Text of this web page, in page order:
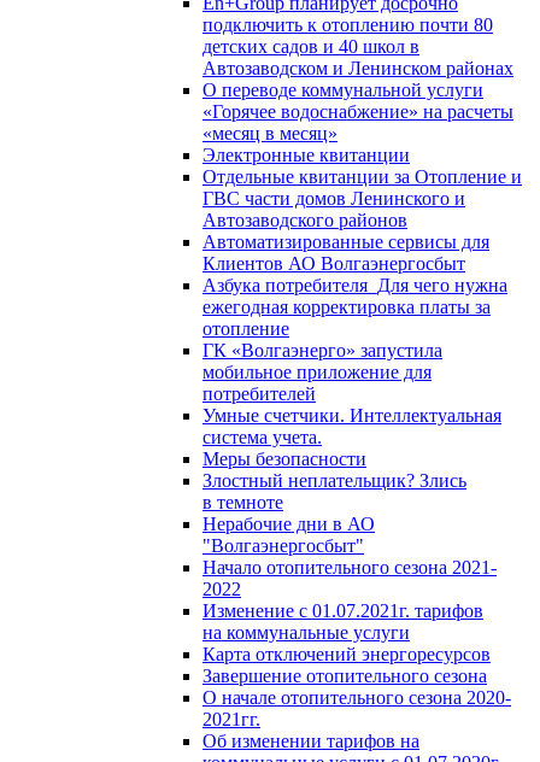
подключить к отоплению почти 80
детских садов и 40 школ в
Автозаводском и Ленинском районах
О переводе коммунальной услуги
«Горячее водоснабжение» на расчеты
«месяц в месяц»
Электронные квитанции
Отдельные квитанции за Отопление и
ГВС части домов Ленинского и
Автозаводского районов
Автоматизированные сервисы для
Клиентов АО Волгаэнергосбыт
Азбука потребителя_Для чего нужна
ежегодная корректировка платы за
отопление
ГК «Волгаэнерго» запустила
мобильное приложение для
потребителей
Умные счетчики. Интеллектуальная
система учета.
Меры безопасности
Злостный неплательщик? Злись
в темноте
Нерабочие дни в АО
"Волгаэнергосбыт"
Начало отопительного сезона 2021-
2022
Изменение с 01.07.2021г. тарифов
на коммунальные услуги
Карта отключений энергоресурсов
Завершение отопительного сезона
О начале отопительного сезона 2020-
2021гг.
Об изменении тарифов на